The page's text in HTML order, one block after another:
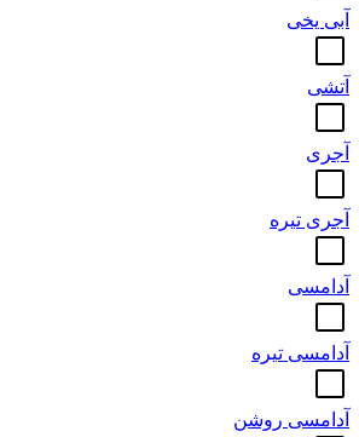
آبی یخی
آتشی
آجری
آجری تیره
آدامسی
آدامسی تیره
آدامسی روشن